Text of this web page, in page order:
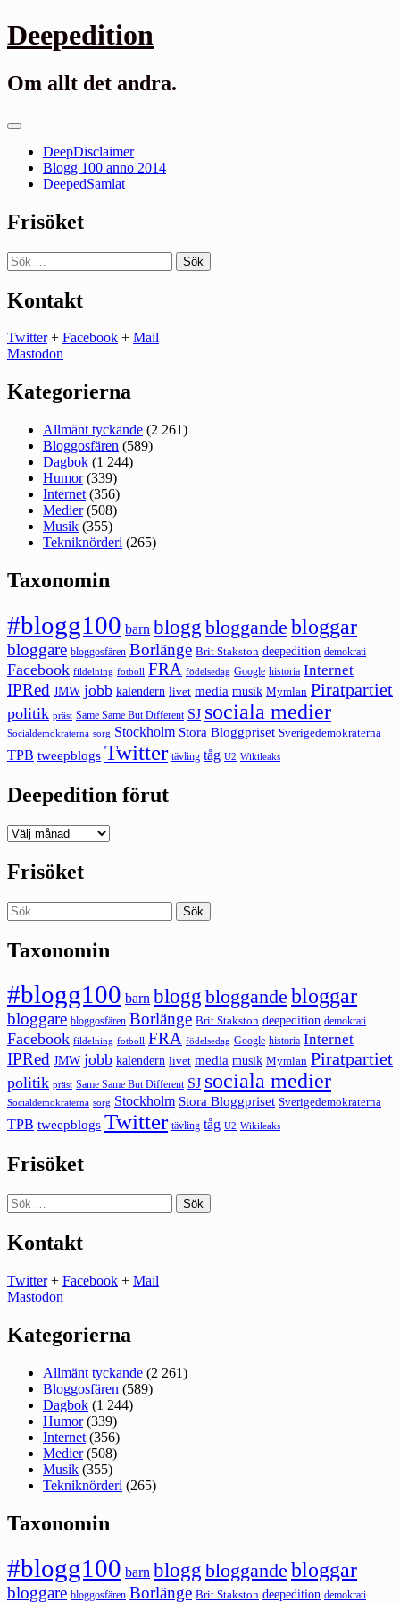
Gå
till
Deepedition
Om allt det andra.
Primär
DeepDisclaimer
Blogg 100 anno 2014
DeepedSamlat
Frisöket
Sök
efter:
Kontakt
Twitter+ Facebook + Mail
Mastodon
Kategorierna
Allmänt tyckande (2 261)
Bloggosfären (589)
Dagbok (1 244)
Humor(339)
Internet (356)
Medier(508)
Musik (355)
Tekniknörderi (265)
Taxonomin
#blogg100 barn blogg bloggande bloggar
bloggare bloggosfären Borlänge Brit Stakston deepedition demokrati
Facebook fildelning fotboll FRA födelsedag Google historia Internet
IPRed JMW jobb kalendern livet media musik Mymlan Piratpartiet
politik präst Same Same But Different SJ sociala medier
Socialdemokraterna sorg Stockholm Stora Bloggpriset Sverigedemokraterna
TPB tweepblogs Twitter tävling tåg U2 Wikileaks
Deepedition förut
Deepedition
Frisöket
Sök
efter:
Taxonomin
#blogg100 barn blogg bloggande bloggar
bloggare bloggosfären Borlänge Brit Stakston deepedition demokrati
Facebook fildelning fotboll FRA födelsedag Google historia Internet
IPRed JMW jobb kalendern livet media musik Mymlan Piratpartiet
politik präst Same Same But Different SJ sociala medier
Socialdemokraterna sorg Stockholm Stora Bloggpriset Sverigedemokraterna
TPB tweepblogs Twitter tävling tåg U2 Wikileaks
Frisöket
Sök
efter:
Kontakt
Twitter+ Facebook + Mail
Mastodon
Kategorierna
Allmänt tyckande (2 261)
Bloggosfären (589)
Dagbok (1 244)
Humor(339)
Internet (356)
Medier(508)
Musik (355)
Tekniknörderi (265)
Taxonomin
#blogg100 barn blogg bloggande bloggar
bloggare bloggosfären Borlänge Brit Stakston deepedition demokrati